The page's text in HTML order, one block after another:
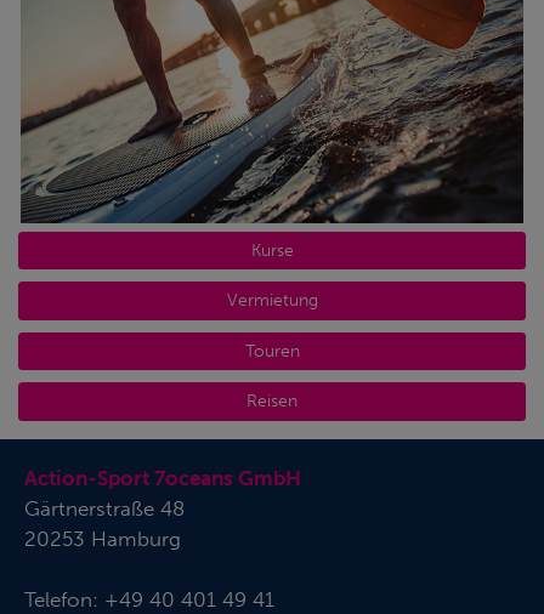
Kurse
Vermietung
Touren
Reisen
Action-Sport 7oceans GmbH
Gärtnerstraße 48
20253 Hamburg
Telefon: +49 40 401 49 41